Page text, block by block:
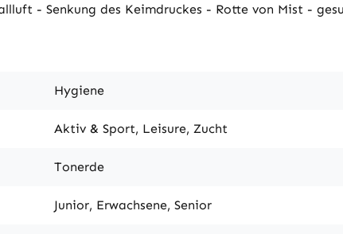
- Senkung des Keimdruckes - Rotte von Mist -
Hygiene
Aktiv & Sport, Leisure, Zucht
Tonerde
Junior, Erwachsene, Senior